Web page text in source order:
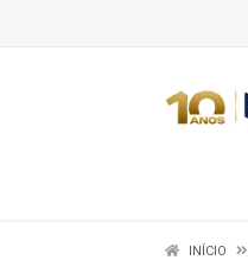
INÍCIO